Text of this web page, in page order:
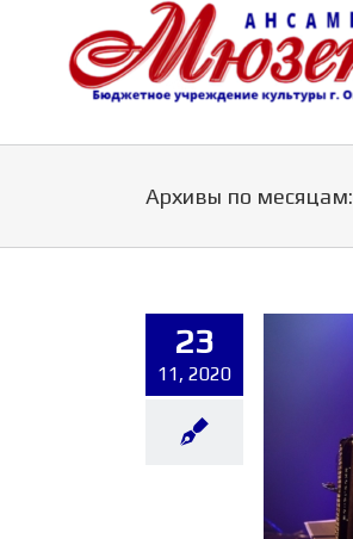
Архивы по месяцам:
23
11, 2020
«МЮЗЕТ» приглашает на
репетиции онлайн